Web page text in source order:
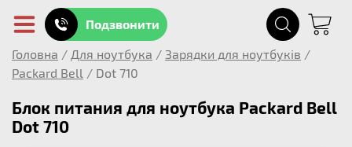
Подзвонити
Головна / Для ноутбука / Зарядки для ноутбуків /
Packard Bell / Dot 710
Блок питания для ноутбука Packard Bell
Dot 710